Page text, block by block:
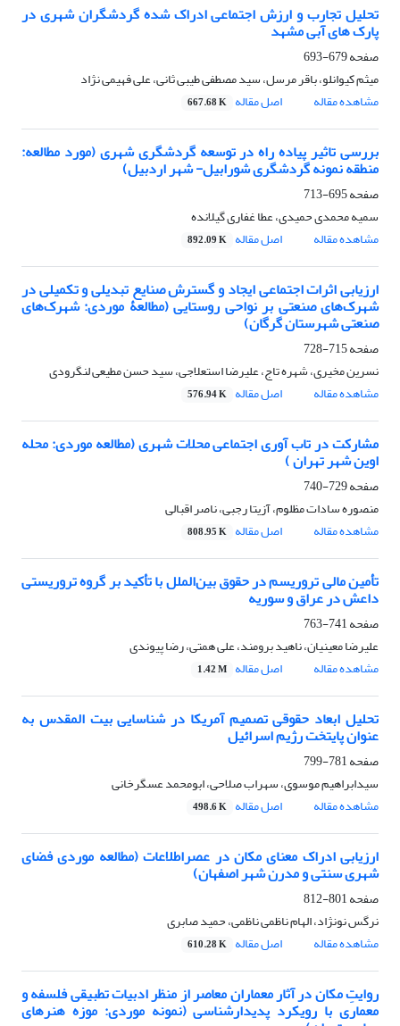
تحلیل تجارب و ارزش اجتماعی ادراک شده گردشگران شهری در
پارک های آبی مشهد
صفحه679-693
میثم کیوانلو، باقر مرسل، سید مصطفی طیبی ثانی، علی فهیمی نژاد
مشاهده مقاله
اصل مقاله 667.68 K
بررسی تاثیر پیاده راه در توسعه گردشگری شهری (مورد مطالعه:
منطقه نمونه گردشگری شورابیل- شهر اردبیل)
صفحه695-713
سمیه محمدی حمیدی، عطا غفاری گیلانده
مشاهده مقاله
اصل مقاله 892.09 K
ارزیابی اثرات اجتماعی ایجاد و گسترش صنایع تبدیلی و تکمیلی در
شهرک‌های صنعتی بر نواحی روستایی (مطالعۀ موردی: شهرک‌های
صنعتی شهرستان گرگان)
صفحه715-728
نسرین مخیری، شهره تاج، علیرضا استعلاجی، سید حسن مطیعی لنگرودی
مشاهده مقاله
اصل مقاله 576.94 K
مشارکت در تاب آوری اجتماعی محلات شهری (مطالعه موردی: محله
اوین شهر تهران )
صفحه729-740
منصوره سادات مظلوم، آزیتا رجبی، ناصر اقبالی
مشاهده مقاله
اصل مقاله 808.95 K
تأمین مالی تروریسم در حقوق بین‌الملل با تأکید بر گروه تروریستی
داعش در عراق و سوریه
صفحه741-763
علیرضا معینیان، ناهید برومند، علی همتی، رضا پیوندی
مشاهده مقاله
اصل مقاله 1.42 M
تحلیل ابعاد حقوقی تصمیم آمریکا در شناسایی بیت المقدس به
عنوان پایتخت رژیم اسرائیل
صفحه781-799
سیدابراهیم موسوی، سهراب صلاحی، ابومحمد عسگرخانی
مشاهده مقاله
اصل مقاله 498.6 K
ارزیابی ادراک معنای مکان در عصراطلاعات (مطالعه موردی فضای
شهری سنتی و مدرن شهر اصفهان)
صفحه801-812
نرگس نونژاد، الهام ناظمی ناظمی، حمید صابری
مشاهده مقاله
اصل مقاله 610.28 K
روایتِ مکان در آثار معماران معاصر از منظر ادبیات تطبیقی فلسفه و
معماری با رویکرد پدیدارشناسی (نمونه موردی: موزه هنرهای